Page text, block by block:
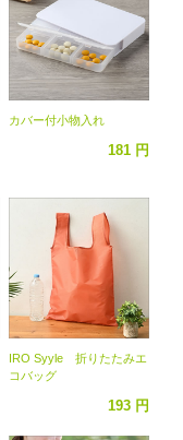
カバー付小物入れ
181 円
IRO Syyle 折りたたみエ
コバッグ
193 円